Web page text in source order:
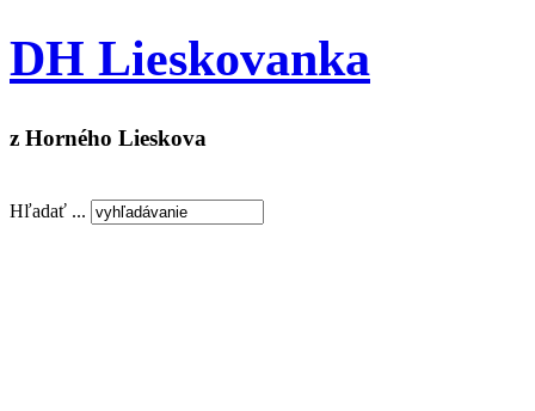
DH Lieskovanka
z Horného Lieskova
Hľadať ...